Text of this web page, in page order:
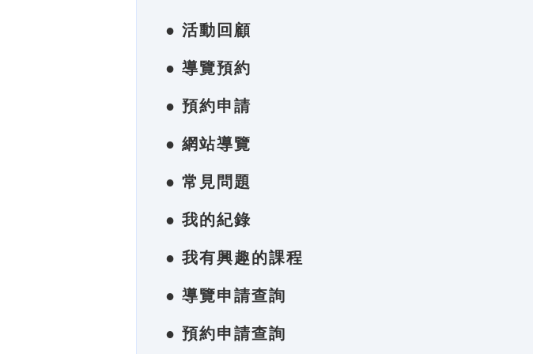
● 活動回顧
● 導覽預約
● 預約申請
● 網站導覽
● 常見問題
● 我的紀錄
● 我有興趣的課程
● 導覽申請查詢
● 預約申請查詢